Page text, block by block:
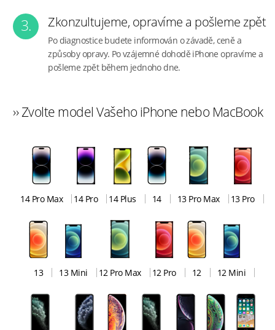
3. Zkonzultujeme, opravíme a pošleme zpět
Po diagnostice budete informován o závadě, ceně a
způsoby opravy. Po vzájemné dohodě iPhone opravíme a
pošleme zpět během jednoho dne.
›› Zvolte model Vašeho iPhone nebo MacBook
14 Pro Max 14 Pro 14 Plus 14 13 Pro Max 13 Pro
13 13 Mini 12 Pro Max 12 Pro 12 12 Mini